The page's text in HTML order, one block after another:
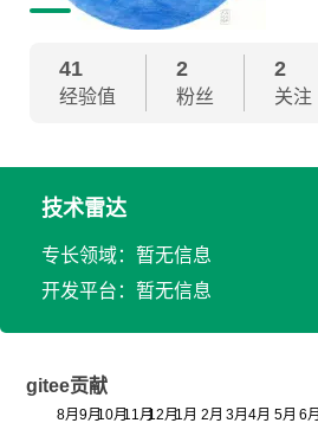
41
经验值
2
粉丝
2
关注
技术雷达
专长领域：暂无信息
开发平台：暂无信息
gitee贡献